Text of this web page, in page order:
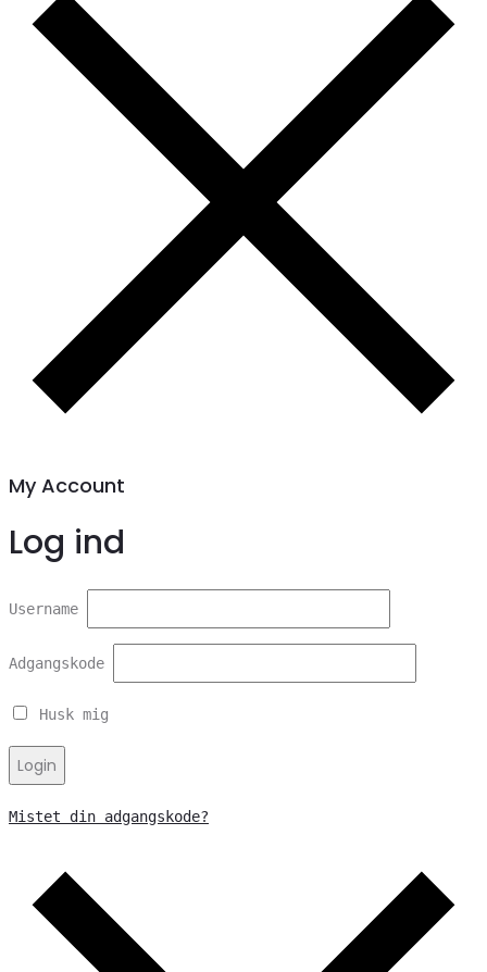
My Account
Log ind
Username
Adgangskode
Husk mig
Login
Mistet din adgangskode?